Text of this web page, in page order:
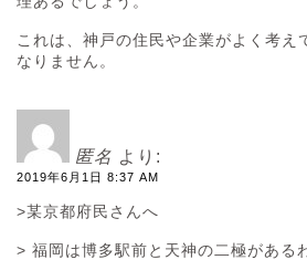
これは、神戸の住民や企業がよく考え
なりません。
匿名 より:
2019年6月1日 8:37 AM
>某京都府民さんへ
> 福岡は博多駅前と天神の二極がある